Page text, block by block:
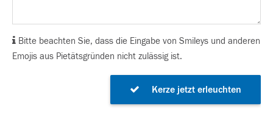
Bitte beachten Sie, dass die Eingabe von Smileys und anderen
Emojis aus Pietätsgründen nicht zulässig ist.
Kerze jetzt erleuchten